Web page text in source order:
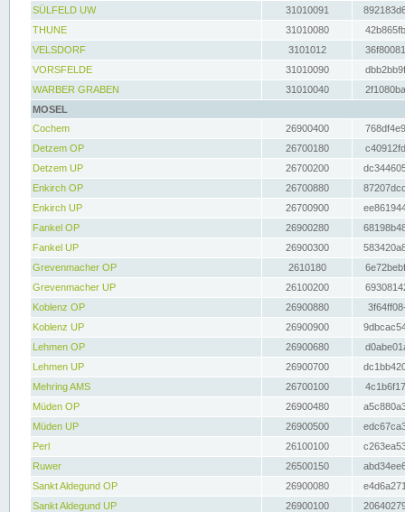
SÜLFELD UW
31010091
THUNE
31010080
VELSDORF
3101012
VORSFELDE
31010090
WARBER GRABEN
31010040
MOSEL
Cochem
26900400
Detzem OP
26700180
Detzem UP
26700200
Enkirch OP
26700880
Enkirch UP
26700900
Fankel OP
26900280
Fankel UP
26900300
Grevenmacher OP
2610180
Grevenmacher UP
26100200
Koblenz OP
26900880
Koblenz UP
26900900
Lehmen OP
26900680
Lehmen UP
26900700
Mehring AMS
26700100
Müden OP
26900480
Müden UP
26900500
Perl
26100100
Ruwer
26500150
Sankt Aldegund OP
26900080
Sankt Aldegund UP
26900100